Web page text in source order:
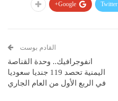
Twitter
Google+
القادم بوست
انفوجرافيك.. وحدة القناصة
اليمنية تحصد 119 جنديا سعوديا
في الربع الأول من العام الجاري